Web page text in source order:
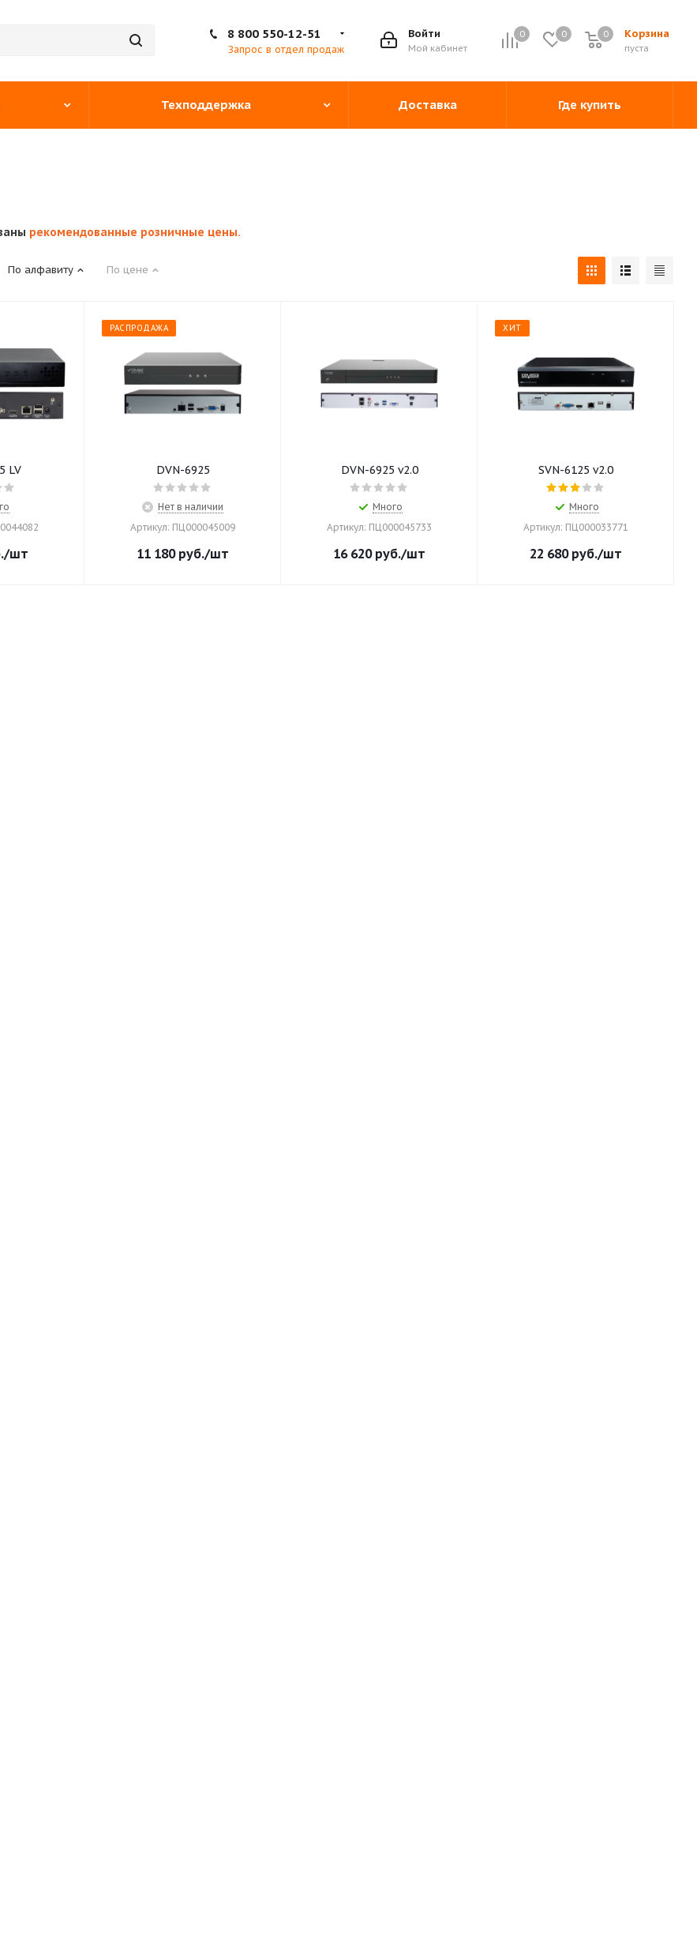
0 0 Корзина
0
пуста
0
Войти
Мой кабинет
8 800 550-12-51
Запрос в отдел продаж
Техподдержка Доставка Где купить
рекомендованные розничные цены.
По алфавиту По цене
LV
/шт
РАСПРОДАЖА
DVN-6925
Нет в наличии
Артикул: ПЦ000045009
11 180руб./шт
DVN-6925 v2.0
Много
Артикул: ПЦ000045733
16 620руб./шт
ХИТ
SVN-6125 v2.0
Много
Артикул: ПЦ000033771
22 680руб./шт